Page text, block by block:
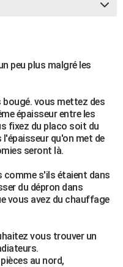
peu plus malgré les
bougé. vous mettez des
épaisseur entre les
fixez du placo soit du
qu'on met de
seront là.
comme s'ils étaient dans
du dépron dans
vous avez du chauffage
vous trouver un
au nord,